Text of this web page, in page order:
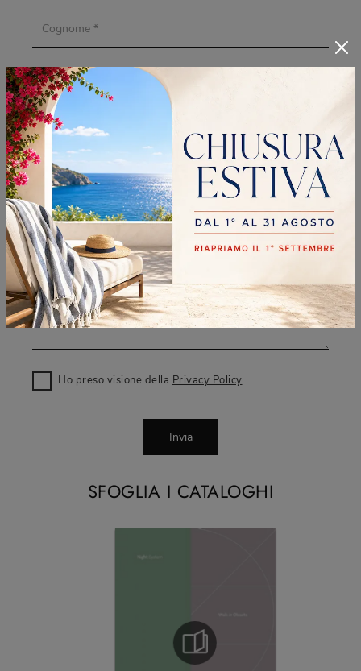
SFOGLIA I CATALOGHI
Ho preso visione della Privacy Policy
Invia